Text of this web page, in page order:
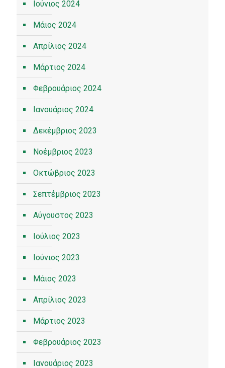
Ιούνιος 2024
Μάιος 2024
Απρίλιος 2024
Μάρτιος 2024
Φεβρουάριος 2024
Ιανουάριος 2024
Δεκέμβριος 2023
Νοέμβριος 2023
Οκτώβριος 2023
Σεπτέμβριος 2023
Αύγουστος 2023
Ιούλιος 2023
Ιούνιος 2023
Μάιος 2023
Απρίλιος 2023
Μάρτιος 2023
Φεβρουάριος 2023
Ιανουάριος 2023